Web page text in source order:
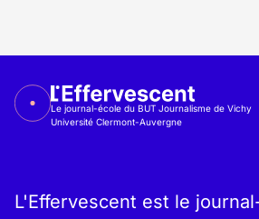
Le journal-école du BUT Journalisme de Vichy
Université Clermont-Auvergne
L'Effervescent est le